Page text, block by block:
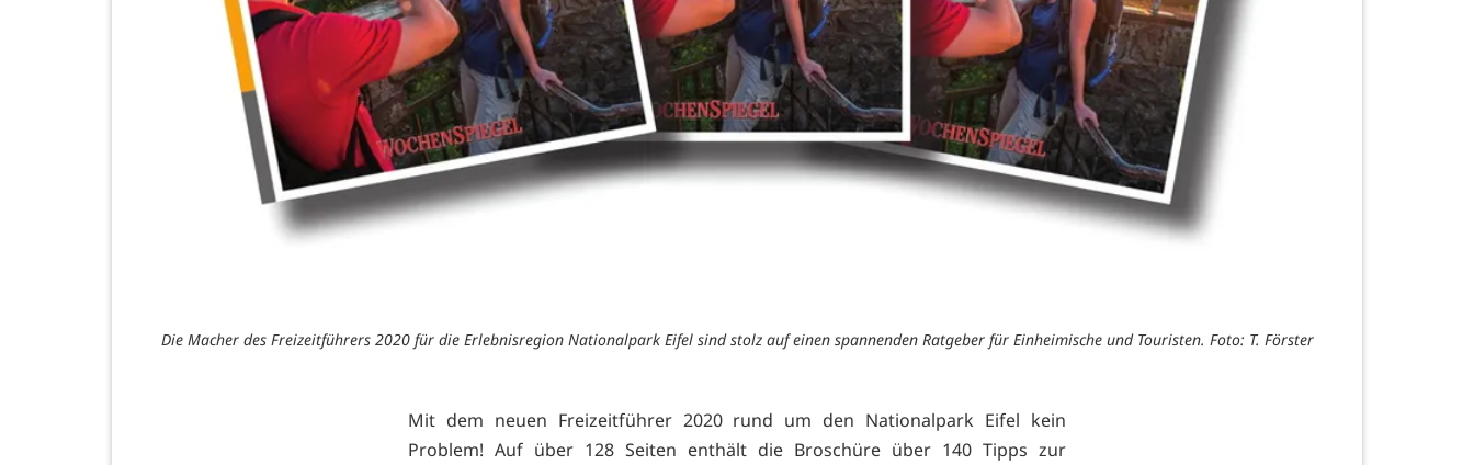
Die Macher des Freizeitführers 2020 für die Erlebnisregion Nationalpark Eifel sind stolz auf einen spannenden Ratgeber für Einheimische und Touristen. Foto: T. Förster
Mit dem neuen Freizeitführer 2020 rund um den Nationalpark Eifel kein
Problem! Auf über 128 Seiten enthält die Broschüre über 140 Tipps zur